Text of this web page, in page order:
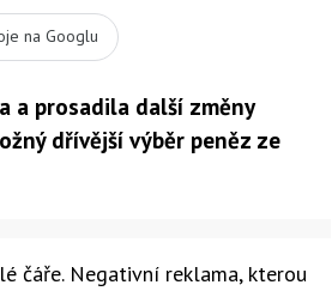
na Googlu
a prosadila další změny
dřívější výběr peněz ze
čáře. Negativní reklama, kterou